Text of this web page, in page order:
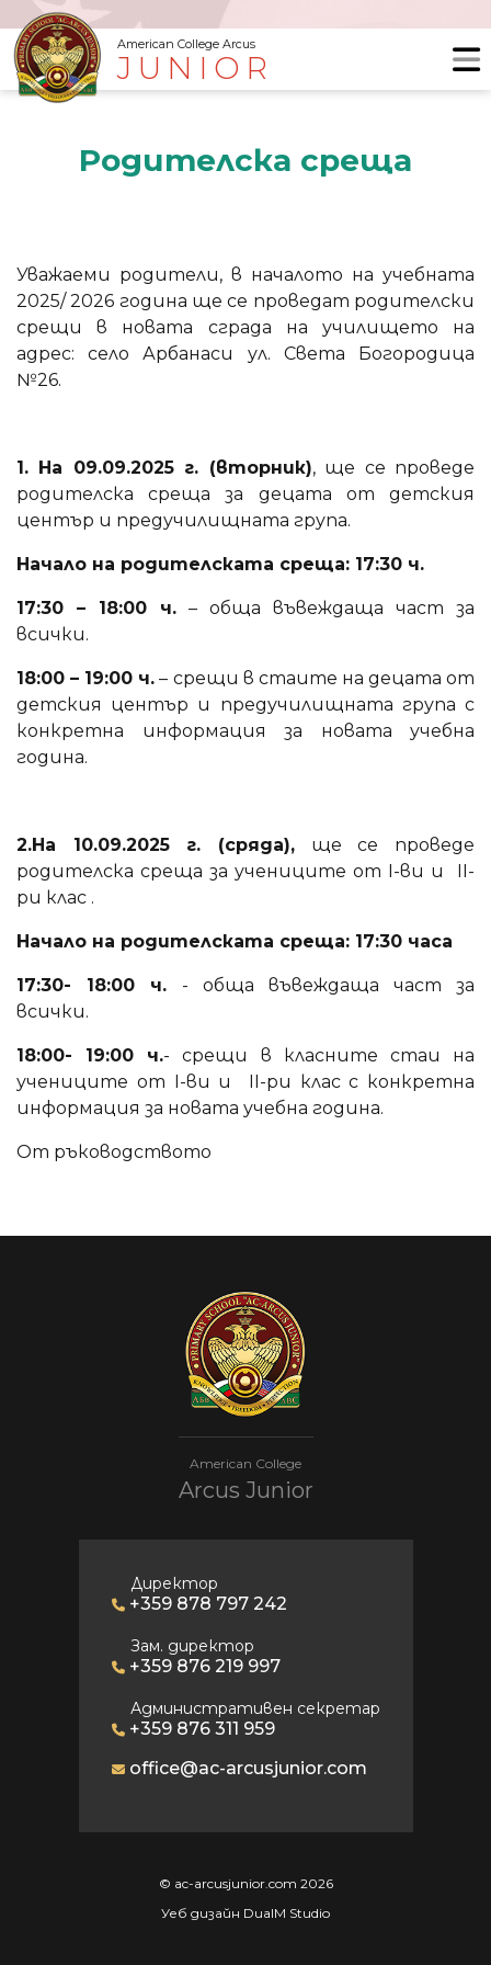
American College Arcus
JUNIOR
Родителска среща
Уважаеми родители, в началото на учебната
2025/ 2026 година ще се проведат родителски
срещи в новата сграда на училището на
адрес: село Арбанаси ул. Света Богородица
№26.
1. На 09.09.2025 г. (вторник), ще се проведе
родителска среща за децата от детския
център и предучилищната група.
Начало на родителската среща: 17:30 ч.
17:30 – 18:00 ч. – обща въвеждаща част за
всички.
18:00 – 19:00 ч. – срещи в стаите на децата от
детския център и предучилищната група с
конкретна информация за новата учебна
година.
2.На 10.09.2025 г. (сряда), ще се проведе
родителска среща за учениците от I-ви и II-
ри клас .
Начало на родителската среща: 17:30 часа
17:30- 18:00 ч. - обща въвеждаща част за
всички.
18:00- 19:00 ч.- срещи в класните стаи на
учениците от I-ви и II-ри клас с конкретна
информация за новата учебна година.
От ръководството
American College
Arcus Junior
Директор
+359 878 797 242
Зам. директор
+359 876 219 997
Административен секретар
+359 876 311 959
office@ac-arcusjunior.com
© ac-arcusjunior.com 2026
Уеб дизайн DualM Studio